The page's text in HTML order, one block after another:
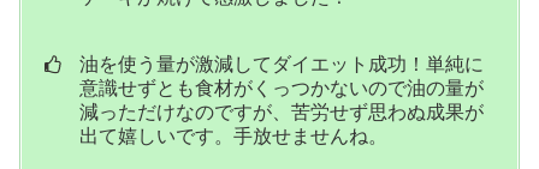
油を使う量が激減してダイエット成功！単純に
意識せずとも食材がくっつかないので油の量が
減っただけなのですが、苦労せず思わぬ成果が
出て嬉しいです。手放せませんね。